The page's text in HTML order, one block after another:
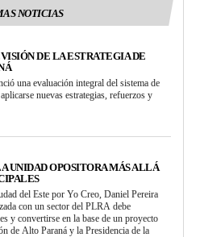
NOTICIAS
DE LA ESTRATEGIA DE
una evaluación integral del sistema de
nuevas estrategias, refuerzos y
UNIDAD OPOSITORA MÁS ALLÁ
del Este por Yo Creo, Daniel Pereira
con un sector del PLRA debe
y convertirse en la base de un proyecto
de Alto Paraná y la Presidencia de la